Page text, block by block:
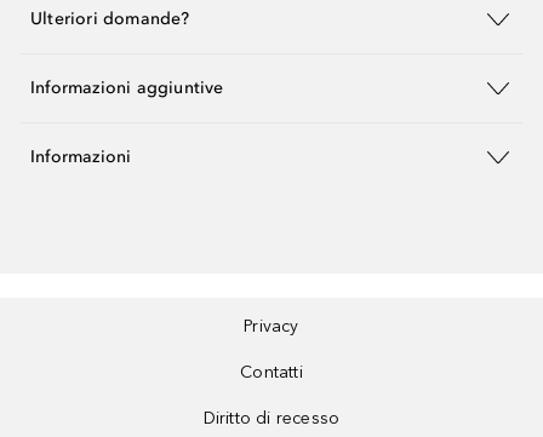
Ulteriori domande?
Informazioni aggiuntive
Informazioni
Privacy
Contatti
Diritto di recesso